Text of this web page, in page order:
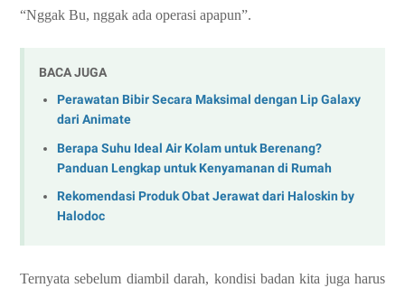
“Nggak Bu, nggak ada operasi apapun”.
BACA JUGA
Perawatan Bibir Secara Maksimal dengan Lip Galaxy
dari Animate
Berapa Suhu Ideal Air Kolam untuk Berenang?
Panduan Lengkap untuk Kenyamanan di Rumah
Rekomendasi Produk Obat Jerawat dari Haloskin by
Halodoc
Ternyata sebelum diambil darah, kondisi badan kita juga harus